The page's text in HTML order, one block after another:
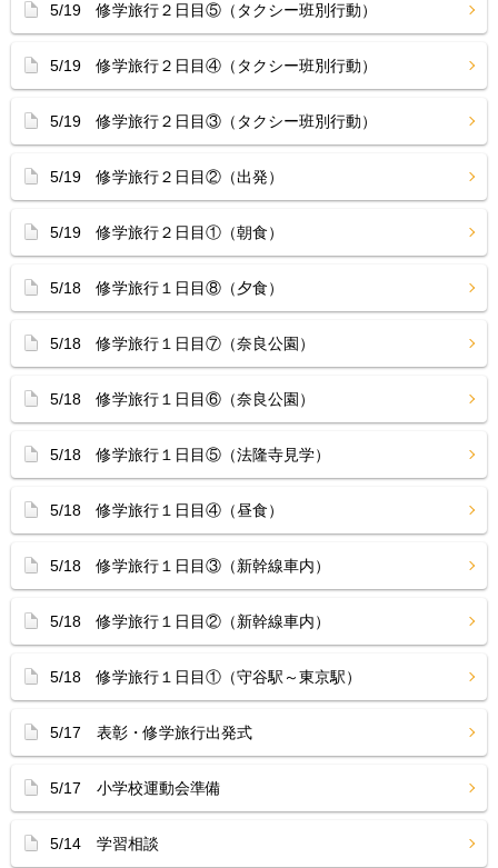
5/19 修学旅行２日目⑤（タクシー班別行動）
5/19 修学旅行２日目④（タクシー班別行動）
5/19 修学旅行２日目③（タクシー班別行動）
5/19 修学旅行２日目②（出発）
5/19 修学旅行２日目①（朝食）
5/18 修学旅行１日目⑧（夕食）
5/18 修学旅行１日目⑦（奈良公園）
5/18 修学旅行１日目⑥（奈良公園）
5/18 修学旅行１日目⑤（法隆寺見学）
5/18 修学旅行１日目④（昼食）
5/18 修学旅行１日目③（新幹線車内）
5/18 修学旅行１日目②（新幹線車内）
5/18 修学旅行１日目①（守谷駅～東京駅）
5/17 表彰・修学旅行出発式
5/17 小学校運動会準備
5/14 学習相談